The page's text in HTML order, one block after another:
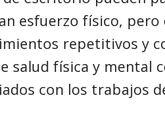
esfuerzo físico,
repetitivos y
salud física y mental
con los trabajos